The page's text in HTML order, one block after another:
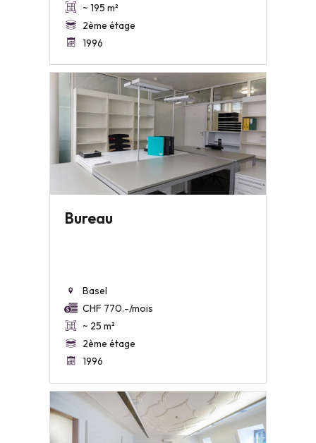
~ 195 m²
2ème étage
1996
Bureau
Basel
CHF 770.-/mois
~ 25 m²
2ème étage
1996